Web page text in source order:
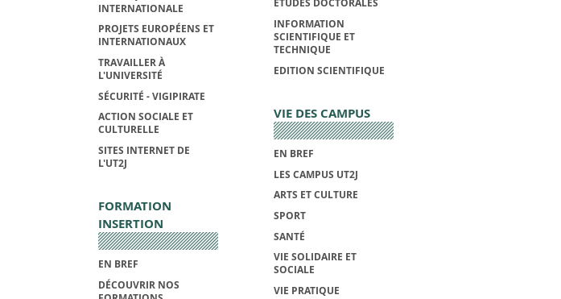
INTERNATIONALE
PROJETS EUROPÉENS ET
INTERNATIONAUX
TRAVAILLER À
L'UNIVERSITÉ
SÉCURITÉ - VIGIPIRATE
ACTION SOCIALE ET
CULTURELLE
SITES INTERNET DE
L'UT2J
FORMATION
INSERTION
EN BREF
DÉCOUVRIR NOS
ETUDES DOCTORALES
INFORMATION
SCIENTIFIQUE ET
TECHNIQUE
EDITION SCIENTIFIQUE
VIE DES CAMPUS
EN BREF
LES CAMPUS UT2J
ARTS ET CULTURE
SPORT
SANTÉ
VIE SOLIDAIRE ET
SOCIALE
VIE PRATIQUE